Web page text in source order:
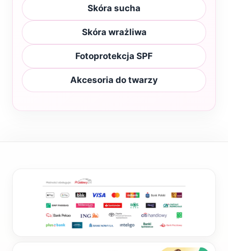
Skóra sucha
Skóra wrażliwa
Fotoprotekcja SPF
Akcesoria do twarzy